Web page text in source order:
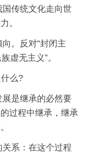
传统文化走向世
。
。反对“封闭主
虚无主义”。
么?
是继承的必然要
过程中继承，继承
系：在这个过程